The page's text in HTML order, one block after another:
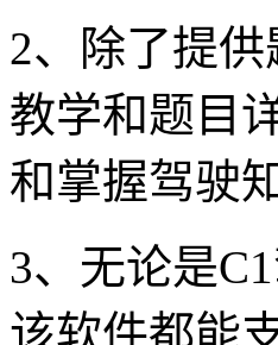
2、除了提
教学和题目
和掌握驾驶
3、无论是
该软件都能